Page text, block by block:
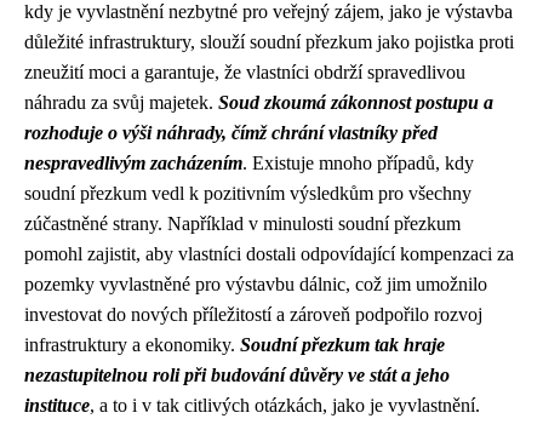
kdy je vyvlastnění nezbytné pro veřejný zájem, jako je výstavba
důležité infrastruktury, slouží soudní přezkum jako pojistka proti
zneužití moci a garantuje, že vlastníci obdrží spravedlivou
náhradu za svůj majetek. Soud zkoumá zákonnost postupu a
rozhoduje o výši náhrady, čímž chrání vlastníky před
nespravedlivým zacházením. Existuje mnoho případů, kdy
soudní přezkum vedl k pozitivním výsledkům pro všechny
zúčastněné strany. Například v minulosti soudní přezkum
pomohl zajistit, aby vlastníci dostali odpovídající kompenzaci za
pozemky vyvlastněné pro výstavbu dálnic, což jim umožnilo
investovat do nových příležitostí a zároveň podpořilo rozvoj
infrastruktury a ekonomiky. Soudní přezkum tak hraje
nezastupitelnou roli při budování důvěry ve stát a jeho
instituce, a to i v tak citlivých otázkách, jako je vyvlastnění.